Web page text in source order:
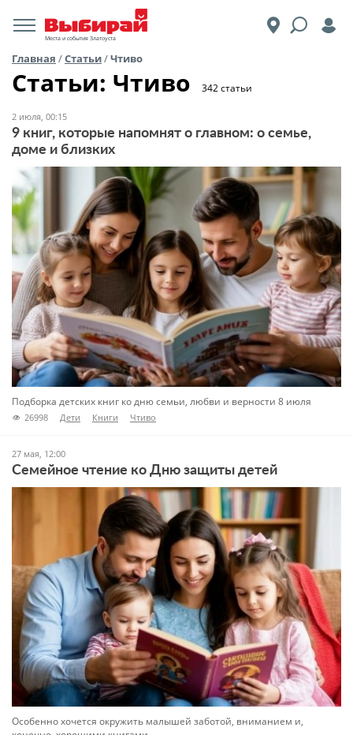
Места и события Златоуста
Главная /Статьи/Чтиво
Статьи: Чтиво 342 статьи
2 июля, 00:15
9 книг, которые напомнят о главном: о семье,
доме и близких
Подборка детских книг ко дню семьи, любви и верности 8 июля
26998 Дети Книги Чтиво
27 мая, 12:00
Семейное чтение ко Дню защиты детей
Особенно хочется окружить малышей заботой, вниманием и,